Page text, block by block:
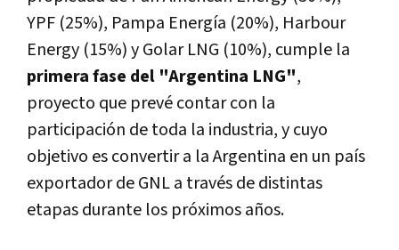
YPF (25%), Pampa Energía (20%), Harbour
Energy (15%) y Golar LNG (10%), cumple la
primera fase del "Argentina LNG",
proyecto que prevé contar con la
participación de toda la industria, y cuyo
objetivo es convertir a la Argentina en un país
exportador de GNL a través de distintas
etapas durante los próximos años.